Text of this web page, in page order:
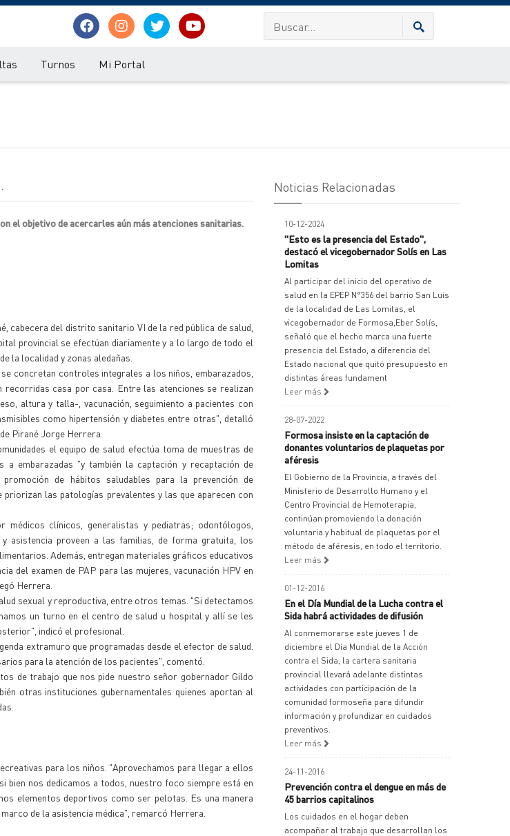
Turnos Mi Portal
el objetivo de acercarles aún más atenciones sanitarias.
cabecera del distrito sanitario VI de la red pública de salud,
provincial se efectúan diariamente y a lo largo de todo el
la localidad y zonas aledañas.
concretan controles integrales a los niños, embarazados,
recorridas casa por casa. Entre las atenciones se realizan
altura y talla-, vacunación, seguimiento a pacientes con
como hipertensión y diabetes entre otras", detalló
Pirané Jorge Herrera.
el equipo de salud efectúa toma de muestras de
a embarazadas "y también la captación y recaptación de
de hábitos saludables para la prevención de
las patologías prevalentes y las que aparecen con
clínicos, generalistas y pediatras; odontólogos,
asistencia proveen a las familias, de forma gratuita, los
Además, entregan materiales gráficos educativos
del examen de PAP para las mujeres, vacunación HPV en
Herrera.
sexual y reproductiva, entre otros temas. "Si detectamos
un turno en el centro de salud u hospital y allí se les
indicó el profesional.
extramuro que programadas desde el efector de salud.
para la atención de los pacientes", comentó.
de trabajo que nos pide nuestro señor gobernador Gildo
otras instituciones gubernamentales quienes aportan al
para los niños. "Aprovechamos para llegar a ellos
bien nos dedicamos a todos, nuestro foco siempre está en
elementos deportivos como ser pelotas. Es una manera
de la asistencia médica", remarcó Herrera.
Noticias Relacionadas
10-12-2024
"Esto es la presencia del Estado",
destacó el vicegobernador Solís en Las
Lomitas
Al participar del inicio del operativo de
salud en la EPEP N°356 del barrio San Luis
de la localidad de Las Lomitas, el
vicegobernador de Formosa,Eber Solís,
señaló que el hecho marca una fuerte
presencia del Estado, a diferencia del
Estado nacional que quitó presupuesto en
distintas áreas fundament
Leer más
28-07-2022
Formosa insiste en la captación de
donantes voluntarios de plaquetas por
aféresis
El Gobierno de la Provincia, a través del
Ministerio de Desarrollo Humano y el
Centro Provincial de Hemoterapia,
continúan promoviendo la donación
voluntaria y habitual de plaquetas por el
método de aféresis, en todo el territorio.
Leer más
01-12-2016
En el Día Mundial de la Lucha contra el
Sida habrá actividades de difusión
Al conmemorarse este jueves 1 de
diciembre el Día Mundial de la Acción
contra el Sida, la cartera sanitaria
provincial llevará adelante distintas
actividades con participación de la
comunidad formoseña para difundir
información y profundizar en cuidados
preventivos.
Leer más
24-11-2016
Prevención contra el dengue en más de
45 barrios capitalinos
Los cuidados en el hogar deben
acompañar al trabajo que desarrollan los